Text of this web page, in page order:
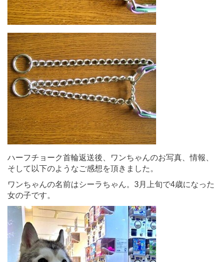
ハーフチョーク首輪返送後、ワンちゃんのお写真、情報、
そして以下のようなご感想を頂きました。
ワンちゃんの名前はシーラちゃん。3月上旬で4歳になった
女の子です。